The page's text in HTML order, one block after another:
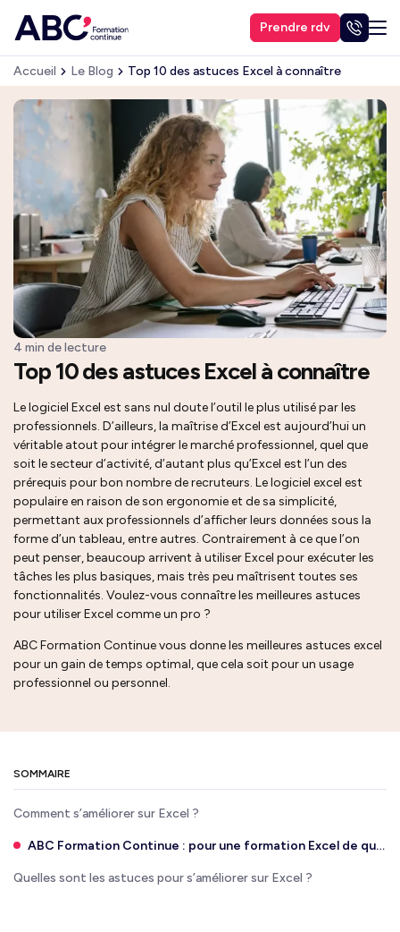
Prendre rdv
Accueil Le Blog Top 10 des astuces Excel à connaître
4 min de lecture
Top 10 des astuces Excel à connaître
Le logiciel Excel est sans nul doute l’outil le plus utilisé par les
professionnels. D’ailleurs, la maîtrise d’Excel est aujourd’hui un
véritable atout pour intégrer le marché professionnel, quel que
soit le secteur d’activité, d’autant plus qu’Excel est l’un des
prérequis pour bon nombre de recruteurs. Le logiciel excel est
populaire en raison de son ergonomie et de sa simplicité,
permettant aux professionnels d’afficher leurs données sous la
forme d’un tableau, entre autres. Contrairement à ce que l’on
peut penser, beaucoup arrivent à utiliser Excel pour exécuter les
tâches les plus basiques, mais très peu maîtrisent toutes ses
fonctionnalités. Voulez-vous connaître les meilleures astuces
pour utiliser Excel comme un pro ?
ABC Formation Continue vous donne les meilleures astuces excel
pour un gain de temps optimal, que cela soit pour un usage
professionnel ou personnel.
SOMMAIRE
Comment s’améliorer sur Excel ?
ABC Formation Continue : pour une formation Excel de qualité
Quelles sont les astuces pour s’améliorer sur Excel ?